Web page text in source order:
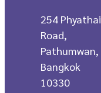
254 Phyathai
Road,
Pathumwan,
Bangkok
10330